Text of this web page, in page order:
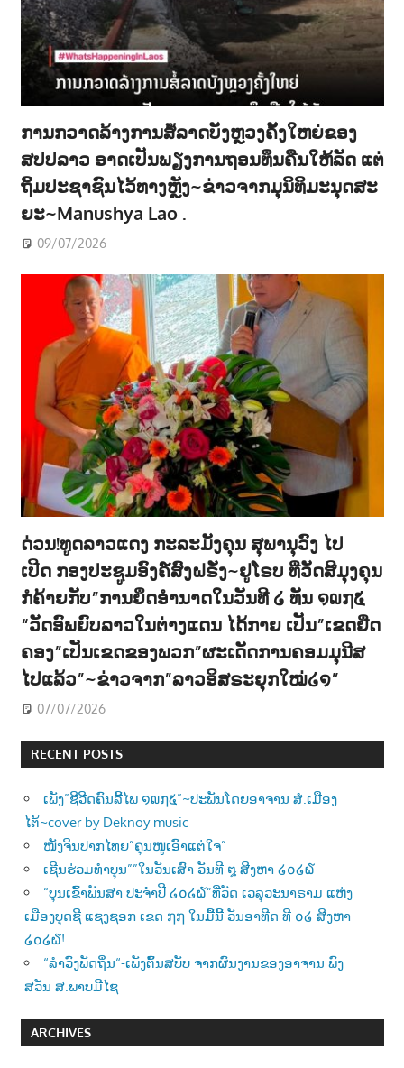
ການກວາດລ້າງການສໍ້ລາດບັງຫຼວງຄັ້ງໃຫຍ່ຂອງ
ສປປລາວ ອາດເປັນພຽງການຖອນທຶນຄືນໃຫ້ລັດ ແຕ່
ຖິ້ມປະຊາຊົນໄວ້ທາງຫຼັງ~ຂ່າວຈາກມຸນິທິມະນຸດສະ
ຍະ~Manushya Lao .
09/07/2026
ດ່ວນ!ທູດລາວແດງ ກະລະມັງຄຸນ ສຸພານຸວົງ ໄປ
ເປີດ ກອງປະຊູມອົງຄ໌ສົງຝຣັ່ງ~ຢູໂຣບ ທີ່ວັດສີມຸງຄຸນ
ກໍຄ້າຍກັບ”ການຍຶດອຳນາດໃນວັນທີ ໒ ທັນ ໑໙໗໕
“ວັດອົພຍົບລາວໃນຕ່າງແດນ ໄດ້ກາຍ ເປັນ”ເຂດຍືດ
ຄອງ”ເປັນເຂດຂອງພວກ”ຜະເດັດການຄອມມຸນີສ
ໄປແລ້ວ”~ຂ່າວຈາກ”ລາວອິສຣະຍຸກໃໝ່໒໑”
07/07/2026
RECENT POSTS
ເພັງ”ຊີວີດຄົນລີ້ໄພ ໑໙໗໕”~ປະພັນໂດຍອາຈານ ສໍ.ເມືອງ
ໄຕ້~cover by Deknoy music
ໜັງຈີນປາກໄທຍ”ຄຸນໜູເອົາແຕ່ໃຈ”
ເຊີນຮ່ວມທຳບຸນ””ໃນວັນເສົາ ວັນທີ ໘ ສີງຫາ ໒໐໒໖
“ບຸນເຂົ້າພັນສາ ປະຈຳປີ ໒໐໒໖”ທີ່ວັດ ເວລຸວະນາຣາມ ແຫ່ງ
ເມືອງບຸດຊີ ແຊງຊອກ ເຂດ ໗໗ ໃນມື້ນີ້ ວັນອາທີດ ທີ ໐໒ ສີງຫາ
໒໐໒໖!
“ລຳວົງພັດຖິ່ນ“-ເພັງຕົ້ນສບັບ ຈາກຜົນງານຂອງອາຈານ ພົງ
ສວັນ ສ.ພາບມີໄຊ
ARCHIVES